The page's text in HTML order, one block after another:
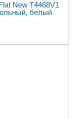
New T4468V1
белый